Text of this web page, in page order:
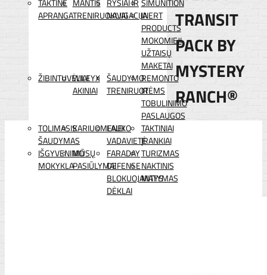
TAKTINĖ
APRANGA
MANTIS
TRENIRUOKLIAI
RYŠIAI IR
NAVIGACIJA
SIMUNITION
INERT
PRODUCTS
MOKOMIEJI
UŽTAISŲ
MAKETAI
ŽIBINTUVĖLIAI
WILEYX
AKINIAI
ŠAUDYMO
TRENIRUOTĖMS
REMONTO
IR
TOBULINIMO
PASLAUGOS
TOLIMASIS
ŠAUDYMAS
KARIUOMENEI
LAUKO
VADAVIETĖ
TAKTINIAI
ĮRANKIAI
IŠGYVENIMO
MOKYKLA
MŪSŲ
PASIŪLYMAI
FARADAY
DEFENSE
BLOKUOJANTYS
DĖKLAI
TURIZMAS
NAKTINIS
MATYMAS
TRANSIT
PACK BY
MYSTERY
RANCH®